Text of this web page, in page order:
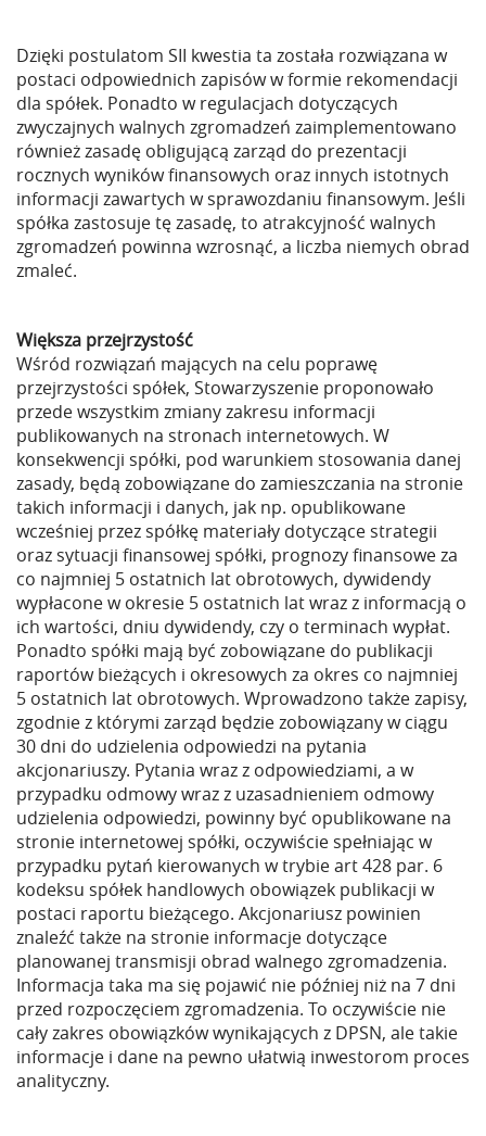
Dzięki postulatom SII kwestia ta została rozwiązana w
postaci odpowiednich zapisów w formie rekomendacji
dla spółek. Ponadto w regulacjach dotyczących
zwyczajnych walnych zgromadzeń zaimplementowano
również zasadę obligującą zarząd do prezentacji
rocznych wyników finansowych oraz innych istotnych
informacji zawartych w sprawozdaniu finansowym. Jeśli
spółka zastosuje tę zasadę, to atrakcyjność walnych
zgromadzeń powinna wzrosnąć, a liczba niemych obrad
zmaleć.
Większa przejrzystość
Wśród rozwiązań mających na celu poprawę
przejrzystości spółek, Stowarzyszenie proponowało
przede wszystkim zmiany zakresu informacji
publikowanych na stronach internetowych. W
konsekwencji spółki, pod warunkiem stosowania danej
zasady, będą zobowiązane do zamieszczania na stronie
takich informacji i danych, jak np. opublikowane
wcześniej przez spółkę materiały dotyczące strategii
oraz sytuacji finansowej spółki, prognozy finansowe za
co najmniej 5 ostatnich lat obrotowych, dywidendy
wypłacone w okresie 5 ostatnich lat wraz z informacją o
ich wartości, dniu dywidendy, czy o terminach wypłat.
Ponadto spółki mają być zobowiązane do publikacji
raportów bieżących i okresowych za okres co najmniej
5 ostatnich lat obrotowych. Wprowadzono także zapisy,
zgodnie z którymi zarząd będzie zobowiązany w ciągu
30 dni do udzielenia odpowiedzi na pytania
akcjonariuszy. Pytania wraz z odpowiedziami, a w
przypadku odmowy wraz z uzasadnieniem odmowy
udzielenia odpowiedzi, powinny być opublikowane na
stronie internetowej spółki, oczywiście spełniając w
przypadku pytań kierowanych w trybie art 428 par. 6
kodeksu spółek handlowych obowiązek publikacji w
postaci raportu bieżącego. Akcjonariusz powinien
znaleźć także na stronie informacje dotyczące
planowanej transmisji obrad walnego zgromadzenia.
Informacja taka ma się pojawić nie później niż na 7 dni
przed rozpoczęciem zgromadzenia. To oczywiście nie
cały zakres obowiązków wynikających z DPSN, ale takie
informacje i dane na pewno ułatwią inwestorom proces
analityczny.